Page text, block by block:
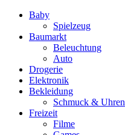
Baby
Spielzeug
Baumarkt
Beleuchtung
Auto
Drogerie
Elektronik
Bekleidung
Schmuck & Uhren
Freizeit
Filme